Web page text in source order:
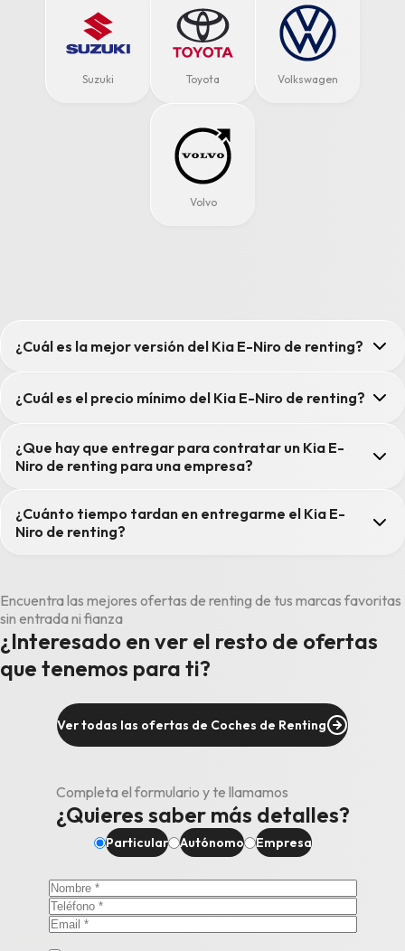
Suzuki Toyota Volkswagen
Volvo
¿Cuál es la mejor versión del Kia E-Niro de renting?
¿Cuál es el precio mínimo del Kia E-Niro de renting?
¿Que hay que entregar para contratar un Kia E-
Niro de renting para una empresa?
¿Cuánto tiempo tardan en entregarme el Kia E-
Niro de renting?
Encuentra las mejores ofertas de renting de tus marcas favoritas
sin entrada ni fianza
¿Interesado en ver el resto de ofertas
que tenemos para ti?
Ver todas las ofertas de Coches de Renting
Completa el formulario y te llamamos
¿Quieres saber más detalles?
Particular Autónomo Empresa